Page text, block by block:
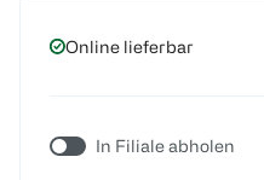
Online lieferbar
In Filiale abholen